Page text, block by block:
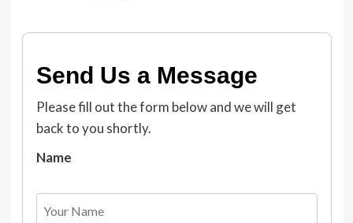
Send Us a Message
Please fill out the form below and we will get
back to you shortly.
Name